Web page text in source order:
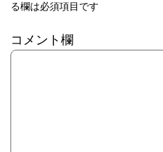
る欄は必須項目です
コメント欄